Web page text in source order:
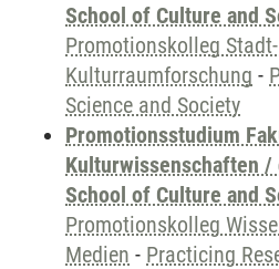
School of Culture and
Promotionskolleg
Kulturraumforschung -
Science and Society
Promotionsstudium
Kulturwissenschaften
School of Culture and
Promotionskolleg
Medien - Practicing